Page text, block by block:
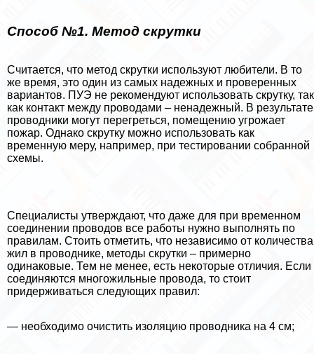
Способ №1. Метод скрутки
Считается, что метод скрутки используют любители. В то
же время, это один из самых надежных и проверенных
вариантов. ПУЭ не рекомендуют использовать скрутку, так
как контакт между проводами – ненадежный. В результате
проводники могут перегреться, помещению угрожает
пожар. Однако скрутку можно использовать как
временную меру, например, при тестировании собранной
схемы.
Специалисты утверждают, что даже для при временном
соединении проводов все работы нужно выполнять по
правилам. Стоить отметить, что независимо от количества
жил в проводнике, методы скрутки – примерно
одинаковые. Тем не менее, есть некоторые отличия. Если
соединяются многожильные провода, то стоит
придерживаться следующих правил:
— необходимо очистить изоляцию проводника на 4 см;